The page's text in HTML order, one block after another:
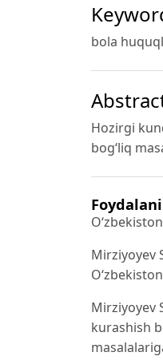
bola
Hozirgi
bog‘liq
Mirziyoyev
Mirziyoyev
kurashish